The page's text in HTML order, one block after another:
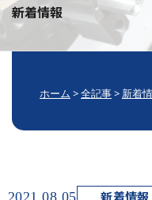
新着情報
ホーム >全記事> 新着
2021.08.05 新着情報